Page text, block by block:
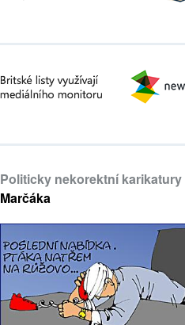
Politicky nekorektní karikatury
Marčáka